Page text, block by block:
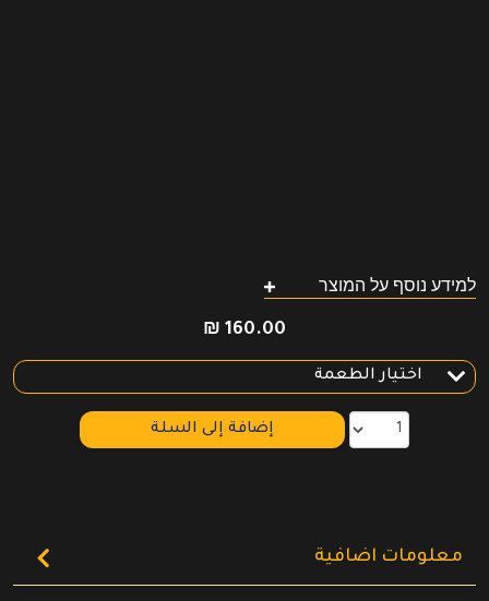
למידע נוסף על המוצר
₪ 160.00
إضافة إلى السلة
معلومات اضافية